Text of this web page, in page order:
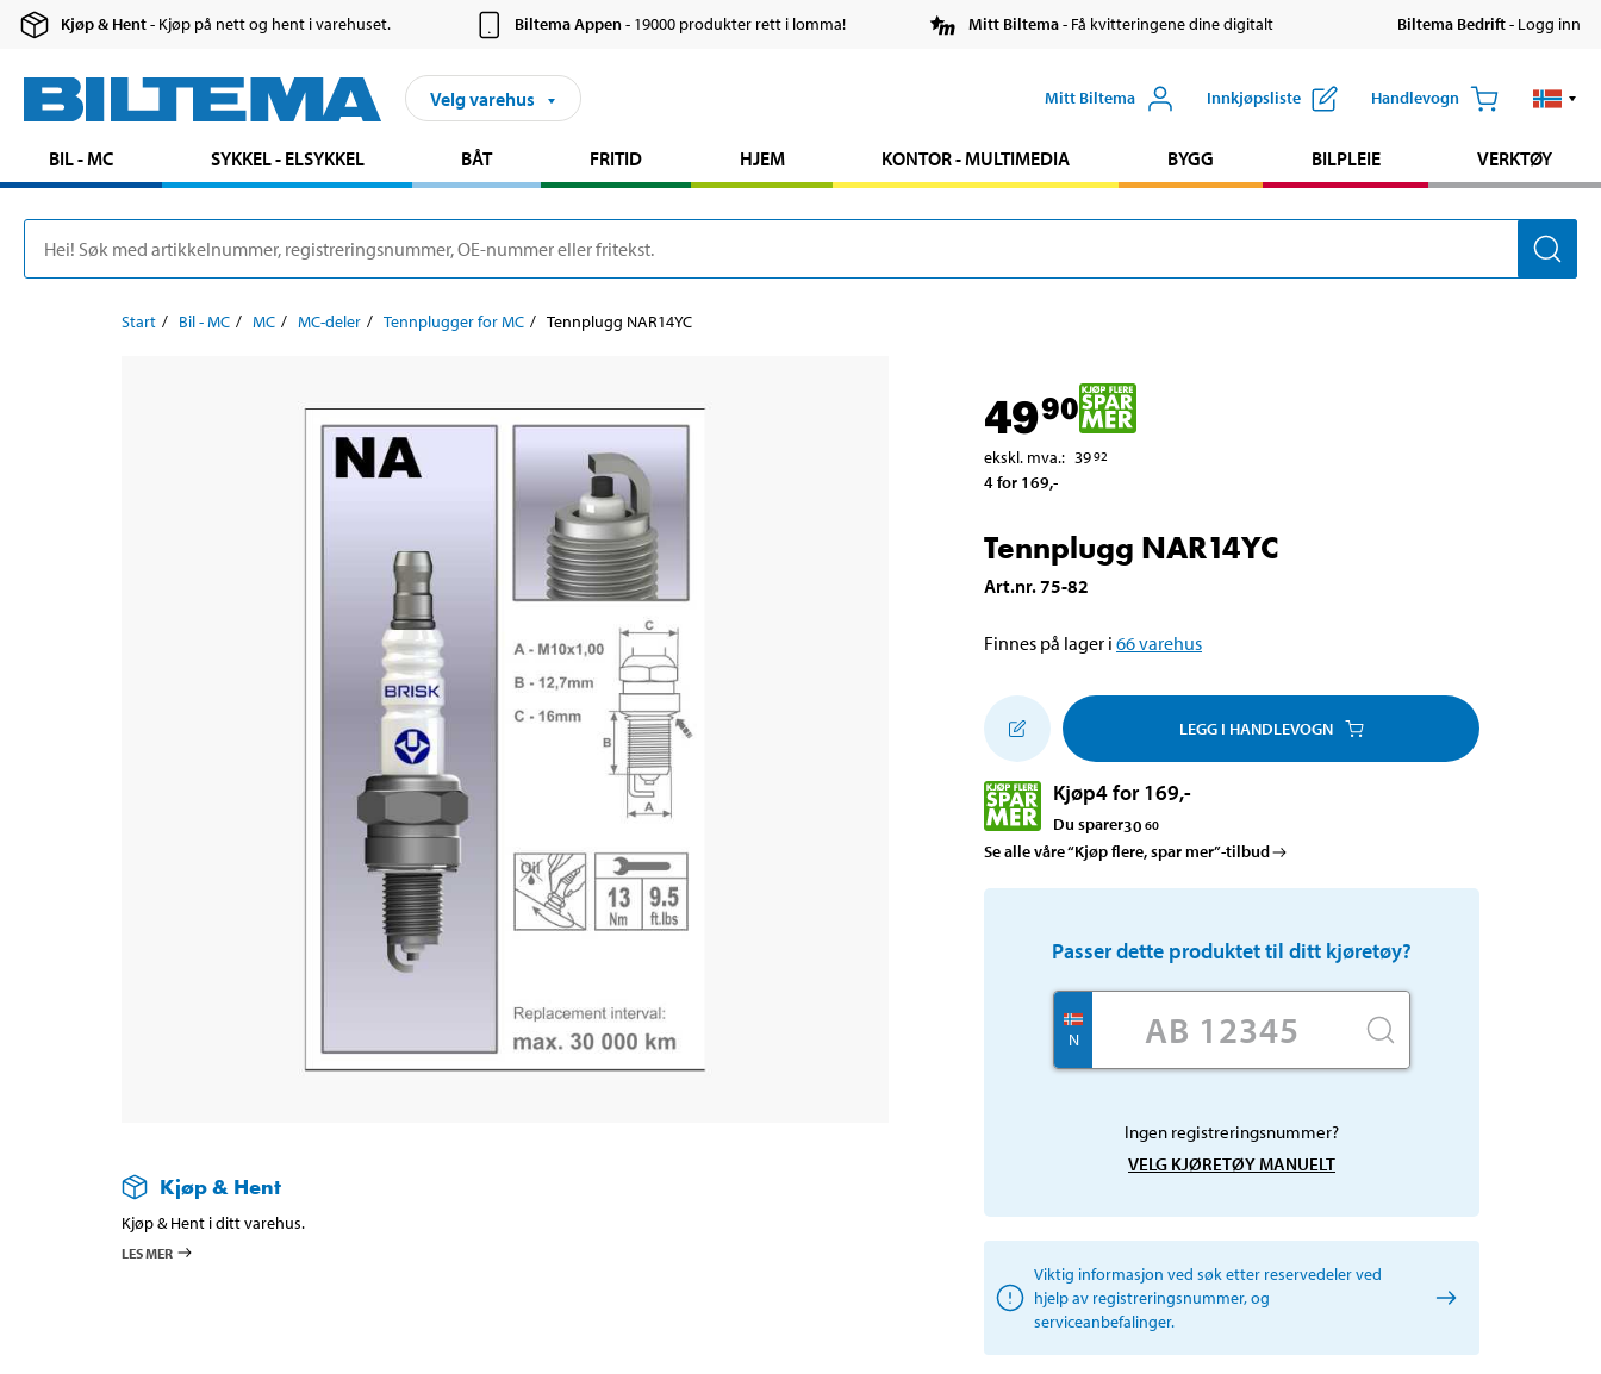
Kjøp & Hent- Kjøp på nett og hent i varehuset. Biltema Appen- 19000 produkter rett i lomma! Mitt Biltema- Få kvitteringene dine digitalt Biltema Bedrift- Logg inn
Velg varehus Mitt Biltema Innkjøpsliste Handlevogn
BIL - MC SYKKEL - ELSYKKEL BÅT FRITID HJEM KONTOR - MULTIMEDIA BYGG BILPLEIE VERKTØY
Start Bil - MC MC MC-deler Tennplugger for MC Tennplugg NAR14YC
Kjøp & Hent
Kjøp & Hent i ditt varehus.
LES MER
4990
ekskl. mva.: 3992
4 for 169,-
Tennplugg NAR14YC
Art.nr.75-82
Finnes på lager i 66varehus
LEGG I HANDLEVOGN
Kjøp4 for 169,-
Du sparer30 60
Se alle våre “Kjøp flere, spar mer”-tilbud
Passer dette produktet til ditt kjøretøy?
N
Ingen registreringsnummer?
VELG KJØRETØY MANUELT
Viktig informasjon ved søk etter reservedeler ved
hjelp av registreringsnummer, og
serviceanbefalinger.